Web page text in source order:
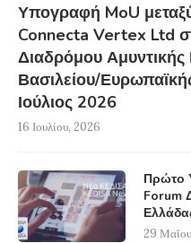
Υπογραφή MoU
Connecta Vertex Ltd
Διαδρόμου
Βασιλείου/
Ιούλιος 2026
16 Ιουλίου, 2026
Πρώτο
Forum
29